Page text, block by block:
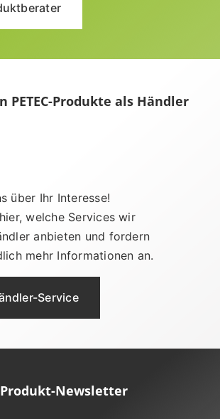
PETEC-Produkte als Händler
über Ihr Interesse!
welche Services wir
anbieten und fordern
mehr Informationen an.
Service
Produkt-Newsletter